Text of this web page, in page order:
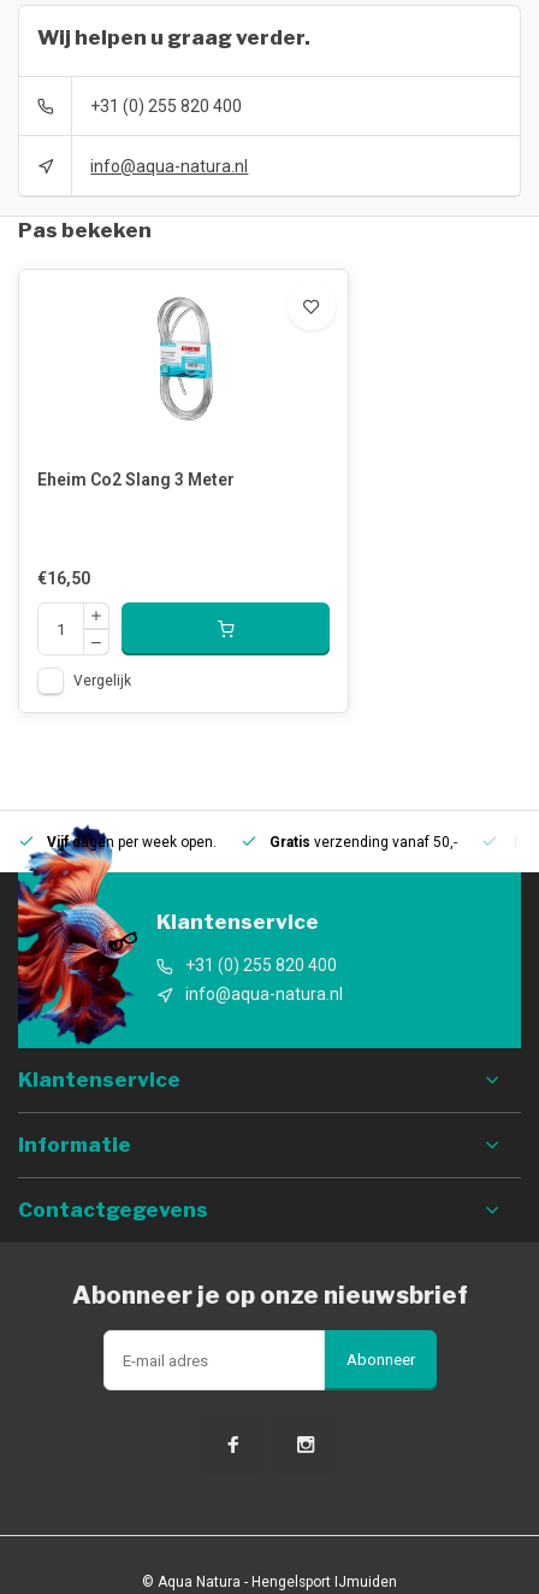
Wij helpen u graag verder.
+31 (0) 255 820 400
info@aqua-natura.nl
Pas bekeken
Eheim Co2 Slang 3 Meter
€16,50
Vergelijk
Vijfdagen per week open. Gratis verzending vanaf 50,-
Klantenservice
+31 (0) 255 820 400
info@aqua-natura.nl
Klantenservice
Informatie
Contactgegevens
Abonneer je op onze nieuwsbrief
Abonneer
© Aqua Natura - Hengelsport IJmuiden